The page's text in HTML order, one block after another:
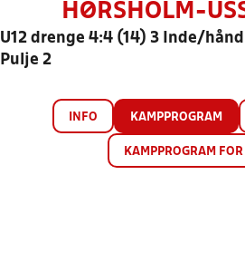
HØRSHOLM-
U12 drenge 4:4 (14) 3 Inde/
Pulje 2
INFO KAMPPROGRAM
KAMPPROGRAM